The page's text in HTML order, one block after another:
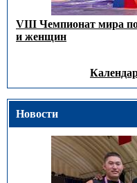
VIII Чемпионат мира
и женщин
Новости